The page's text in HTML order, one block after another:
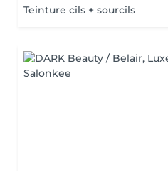
Teinture cils + sourcils